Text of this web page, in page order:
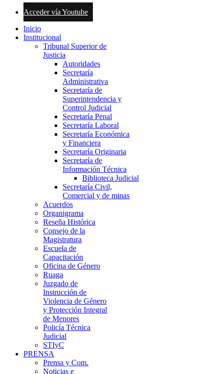
Acceder vía Youtube
Inicio
Institucional
Tribunal Superior de
Justicia
Autoridades
Secretaría
Administrativa
Secretaría de
Superintendencia y
Control Judicial
Secretaría Penal
Secretaría Laboral
Secretaría Económica
y Financiera
Secretaría Originaria
Secretaría de
Información Técnica
Biblioteca Judicial
Secretaría Civil,
Comercial y de minas
Acuerdos
Organigrama
Reseña Histórica
Consejo de la
Magistratura
Escuela de
Capacitación
Oficina de Género
Ruaga
Juzgado de
Instrucción de
Violencia de Género
y Protección Integral
de Menores
Policía Técnica
Judicial
STIyC
PRENSA
Prensa y Com.
Noticias e